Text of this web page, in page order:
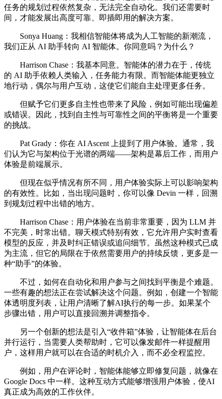
任务的规划过程依然复杂，无法完全自动化。我们还需要时
间，才能发展出高度可靠、即插即用的解决方案。
Sonya Huang：我相信智能体将成为人工智能的新潮流，
我们正从 AI 助手转向 AI 智能体。你同意吗？为什么？
Harrison Chase：我基本同意。智能体的潜力在于，传统
的 AI 助手依赖人类输入，任务能力有限。而智能体能更独立
地行动，偶尔与用户互动，这使它们能自主处理更多任务。
但赋予它们更多自主性也带来了风险，例如可能出现偏差
或错误。因此，找到自主性与可靠性之间的平衡将是一个重要
的挑战。
Pat Grady：你在 AI Ascent 上提到了用户体验。通常，我
们认为它与架构位于光谱的两端——架构是幕后工作，而用户
体验是前端展示。
但现在似乎情况有所不同，用户体验实际上可以影响架构
的有效性。比如，当出现问题时，你可以像 Devin 一样，回溯
到规划过程中出错的地方。
Harrison Chase：用户体验在当前非常重要，因为 LLM 并
不完美，时常出错。聊天模式特别有效，它允许用户实时查看
模型的反应，并及时纠正错误或追问细节。虽然这种模式已成
为主流，但它的局限在于依然需要用户的持续反馈，更多是一
种“助手”的体验。
不过，如何在自动化和用户参与之间找到平衡是个难题。
一些有趣的想法正在尝试解决这个问题。例如，创建一个智能
体透明度列表，让用户清晰了解AI执行的每一步。如果某个
步骤出错，用户可以直接回溯并调整指令。
另一个创新的想法是引入“收件箱”体验，让智能体在后台
并行运行，当需要人类帮助时，它可以像发邮件一样提醒用
户，这样用户就可以在合适的时机介入，而不必全程监控。
例如，用户在评论时，智能体能够立即修复问题，就像在
Google Docs 中一样。这种互动方式能够增强用户体验，使AI
真正成为高效的工作伙伴。